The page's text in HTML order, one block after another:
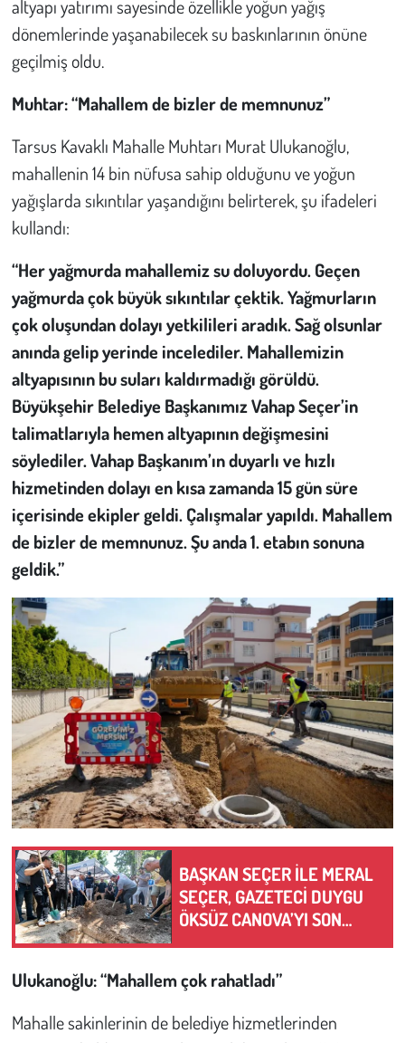
altyapı yatırımı sayesinde özellikle yoğun yağış
dönemlerinde yaşanabilecek su baskınlarının önüne
geçilmiş oldu.
Muhtar: “Mahallem de bizler de memnunuz”
Tarsus Kavaklı Mahalle Muhtarı Murat Ulukanoğlu,
mahallenin 14 bin nüfusa sahip olduğunu ve yoğun
yağışlarda sıkıntılar yaşandığını belirterek, şu ifadeleri
kullandı:
“Her yağmurda mahallemiz su doluyordu. Geçen
yağmurda çok büyük sıkıntılar çektik. Yağmurların
çok oluşundan dolayı yetkilileri aradık. Sağ olsunlar
anında gelip yerinde incelediler. Mahallemizin
altyapısının bu suları kaldırmadığı görüldü.
Büyükşehir Belediye Başkanımız Vahap Seçer’in
talimatlarıyla hemen altyapının değişmesini
söylediler. Vahap Başkanım’ın duyarlı ve hızlı
hizmetinden dolayı en kısa zamanda 15 gün süre
içerisinde ekipler geldi. Çalışmalar yapıldı. Mahallem
de bizler de memnunuz. Şu anda 1. etabın sonuna
geldik.”
BAŞKAN SEÇER İLE MERAL
SEÇER, GAZETECİ DUYGU
ÖKSÜZ CANOVA’YI SON
Ulukanoğlu: “Mahallem çok rahatladı”
Mahalle sakinlerinin de belediye hizmetlerinden